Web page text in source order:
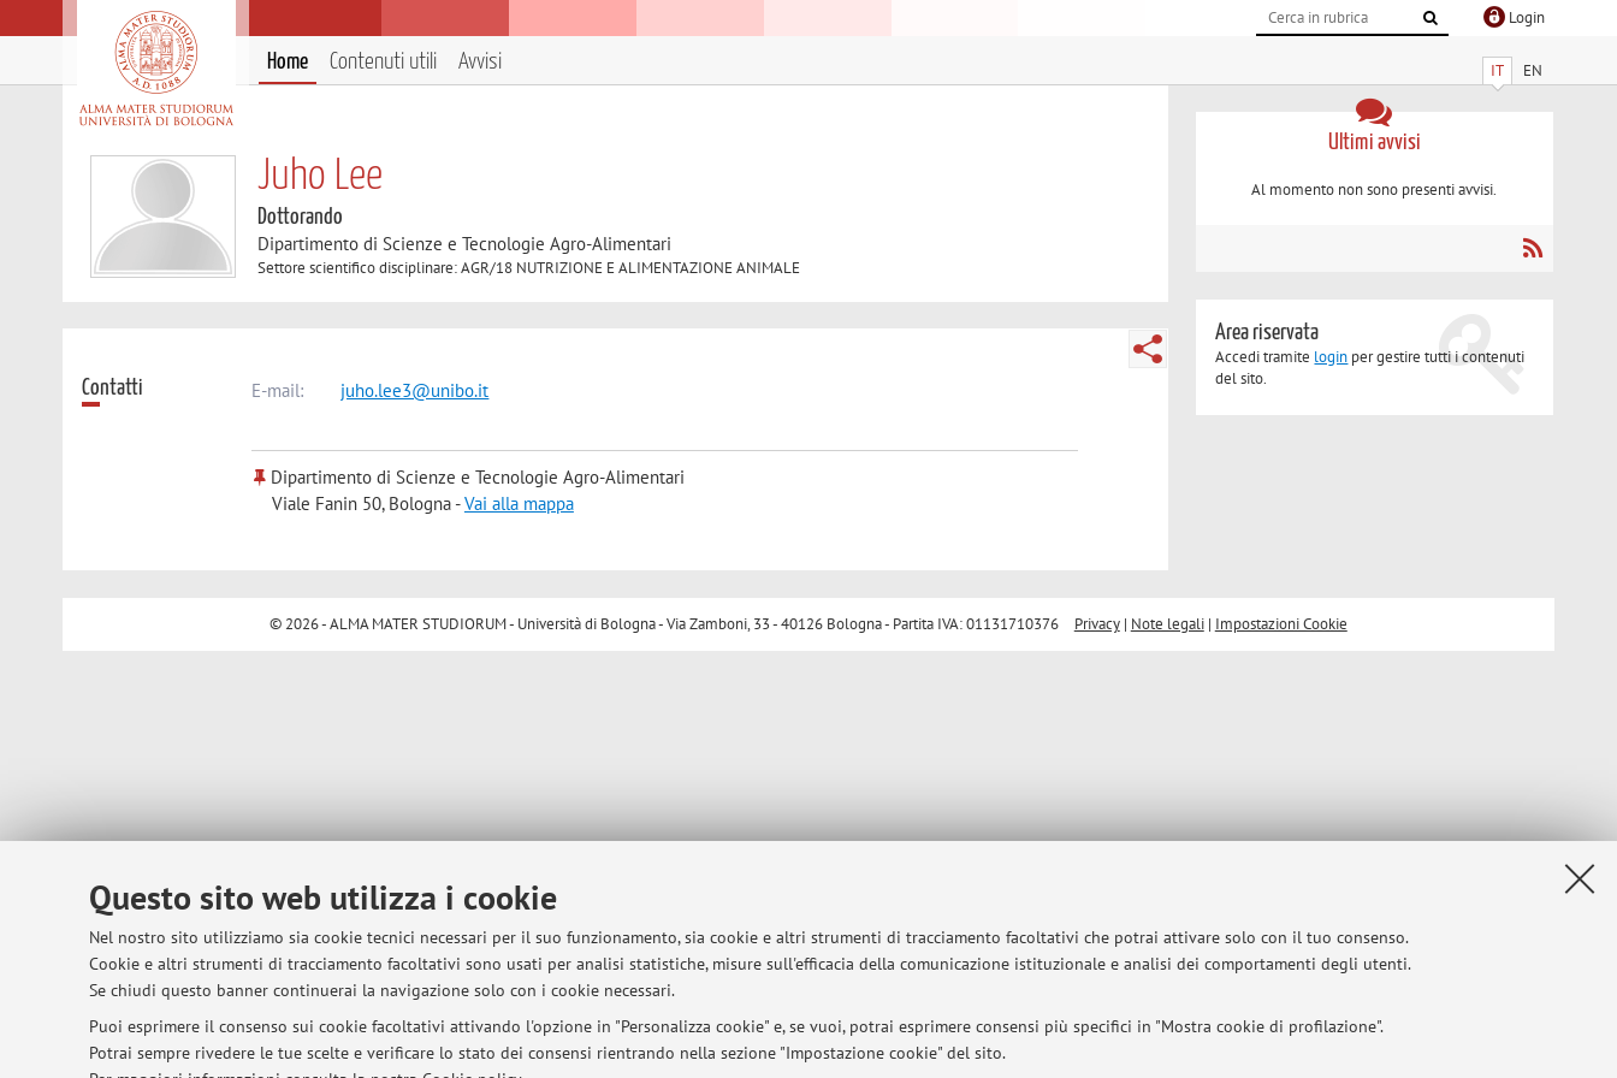
Questo sito web utilizza i cookie
Nel nostro sito utilizziamo sia cookie tecnici necessari per il suo funzionamento, sia cookie e altri strumenti di tracciamento facoltativi che potrai attivare solo con il tuo consenso.
Cookie e altri strumenti di tracciamento facoltativi sono usati per analisi statistiche, misure sull'efficacia della comunicazione istituzionale e analisi dei comportamenti degli utenti.
Se chiudi questo banner continuerai la navigazione solo con i cookie necessari.
Puoi esprimere il consenso sui cookie facoltativi attivando l'opzione in "Personalizza cookie" e, se vuoi, potrai esprimere consensi più specifici in "Mostra cookie di profilazione".
Potrai sempre rivedere le tue scelte e verificare lo stato dei consensi rientrando nella sezione "Impostazione cookie" del sito.
Login
IT EN
Home Contenuti utili Avvisi
Juho Lee
Dottorando
Dipartimento di Scienze e Tecnologie Agro-Alimentari
Settore scientifico disciplinare: AGR/18 NUTRIZIONE E ALIMENTAZIONE ANIMALE
Contatti E-mail: juho.lee3@unibo.it
Dipartimento di Scienze e Tecnologie Agro-Alimentari
Viale Fanin 50, Bologna -Vai alla mappa
Ultimi avvisi
Al momento non sono presenti avvisi.
Area riservata
Accedi tramite login per gestire tutti i contenuti
del sito.
© 2026 - ALMA MATER STUDIORUM - Università di Bologna - Via Zamboni, 33 - 40126 Bologna - Partita IVA: 01131710376 Privacy| Note legali| Impostazioni Cookie